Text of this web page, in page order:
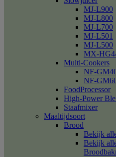
MJ-L900
MJ-L800
MJ-L700
MJ-L501
MJ-L500
MX-
Multi-Cookers
NF-
NF-
FoodProcessor
High-Power
Staafmixer
Maaltijdsoort
Brood
Bekijk
Bekijk